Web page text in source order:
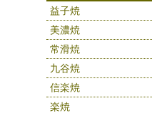
益子焼
美濃焼
常滑焼
九谷焼
信楽焼
楽焼